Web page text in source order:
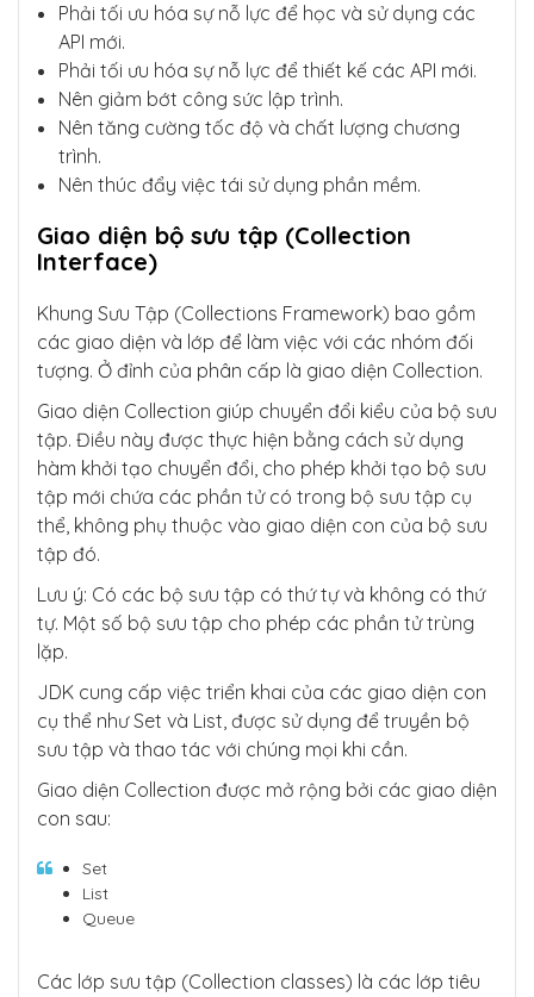
Phải tối ưu hóa sự nỗ lực để học và sử dụng các
API mới.
Phải tối ưu hóa sự nỗ lực để thiết kế các API mới.
Nên giảm bớt công sức lập trình.
Nên tăng cường tốc độ và chất lượng chương
trình.
Nên thúc đẩy việc tái sử dụng phần mềm.
Giao diện bộ sưu tập (Collection
Interface)
Khung Sưu Tập (Collections Framework) bao gồm
các giao diện và lớp để làm việc với các nhóm đối
tượng. Ở đỉnh của phân cấp là giao diện Collection.
Giao diện Collection giúp chuyển đổi kiểu của bộ sưu
tập. Điều này được thực hiện bằng cách sử dụng
hàm khởi tạo chuyển đổi, cho phép khởi tạo bộ sưu
tập mới chứa các phần tử có trong bộ sưu tập cụ
thể, không phụ thuộc vào giao diện con của bộ sưu
tập đó.
Lưu ý: Có các bộ sưu tập có thứ tự và không có thứ
tự. Một số bộ sưu tập cho phép các phần tử trùng
lặp.
JDK cung cấp việc triển khai của các giao diện con
cụ thể như Set và List, được sử dụng để truyền bộ
sưu tập và thao tác với chúng mọi khi cần.
Giao diện Collection được mở rộng bởi các giao diện
con sau:
Set
List
Queue
Các lớp sưu tập (Collection classes) là các lớp tiêu